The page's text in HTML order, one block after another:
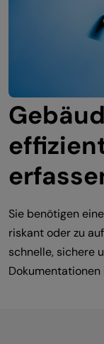
Sie benötigen
riskant oder zu
schnelle, sichere
Dokumentationen